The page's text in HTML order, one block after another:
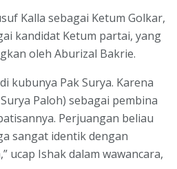
Kalla sebagai Ketum Golkar,
kandidat Ketum partai, yang
oleh Aburizal Bakrie.
kubunya Pak Surya. Karena
Paloh) sebagai pembina
Perjuangan beliau
sangat identik dengan
ucap Ishak dalam wawancara,